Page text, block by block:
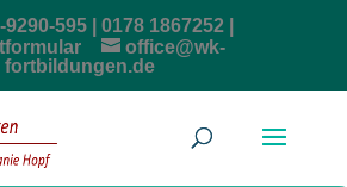
595 | 0178 1867252 |
office@wk-
fortbildungen.de